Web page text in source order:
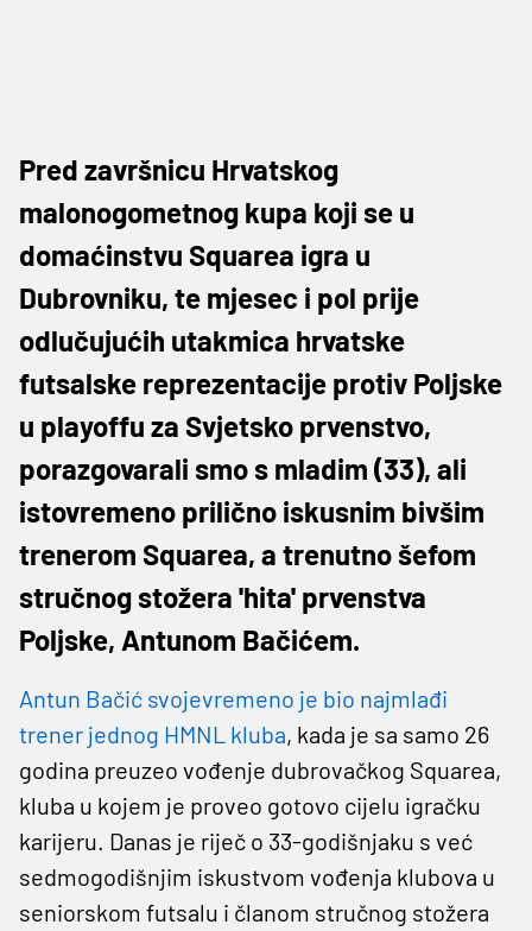
Pred završnicu Hrvatskog
malonogometnog kupa koji se u
domaćinstvu Squarea igra u
Dubrovniku, te mjesec i pol prije
odlučujućih utakmica hrvatske
futsalske reprezentacije protiv Poljske
u playoffu za Svjetsko prvenstvo,
porazgovarali smo s mladim (33), ali
istovremeno prilično iskusnim bivšim
trenerom Squarea, a trenutno šefom
stručnog stožera 'hita' prvenstva
Poljske, Antunom Bačićem.
Antun Bačić svojevremeno je bio najmlađi
trener jednog HMNL kluba, kada je sa samo 26
godina preuzeo vođenje dubrovačkog Squarea,
kluba u kojem je proveo gotovo cijelu igračku
karijeru. Danas je riječ o 33-godišnjaku s već
sedmogodišnjim iskustvom vođenja klubova u
seniorskom futsalu i članom stručnog stožera